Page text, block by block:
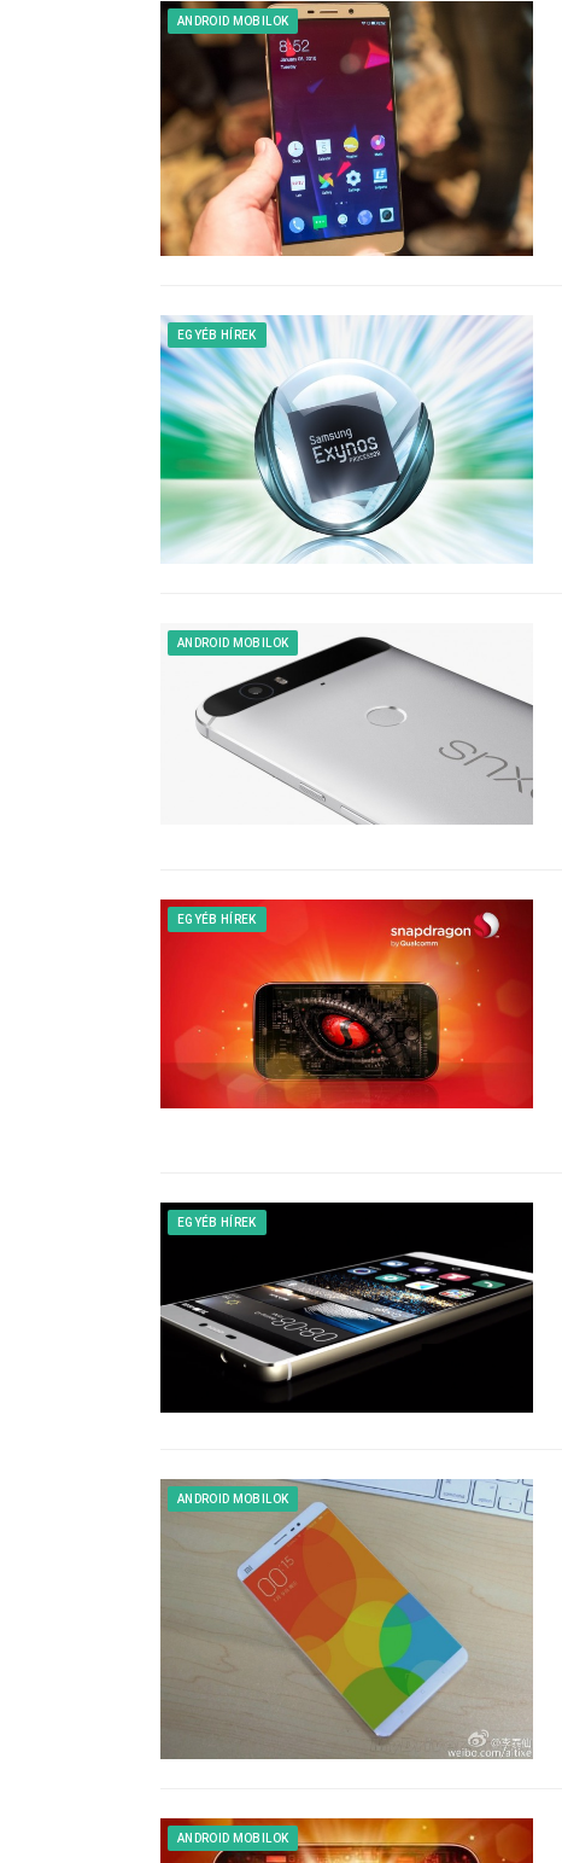
ANDROID MOBILOK
EGYÉB HÍREK
ANDROID MOBILOK
EGYÉB HÍREK
EGYÉB HÍREK
ANDROID MOBILOK
ANDROID MOBILOK